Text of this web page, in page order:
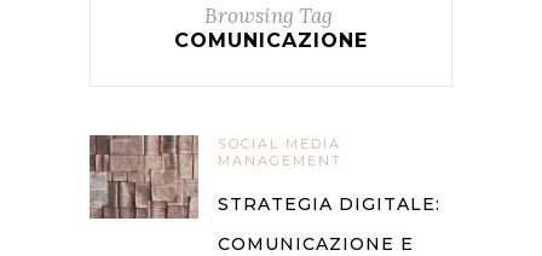
Browsing Tag
COMUNICAZIONE
SOCIAL MEDIA
MANAGEMENT
STRATEGIA DIGITALE:
COMUNICAZIONE E